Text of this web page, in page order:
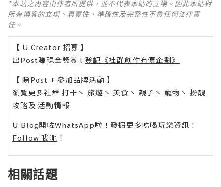
*本站之內容由作者所提供，並不代表本站的立場。因此本站對
所有博客的立場、真實性、準確性及完整性不負任何法律責
任。
【 U Creator 招募 】
出Post賺現金獎賞 l 登記《社群創作有價企劃》
【 睇Post + 參加品牌活動 】
瀏覽更多社群 打卡 丶 旅遊 丶 美食 丶 親子 丶 寵物 丶 扮靚
攻略及 活動情報
U Blog開咗WhatsApp啦！發掘更多吃喝玩樂資訊！
Follow 我哋 ！
相關話題